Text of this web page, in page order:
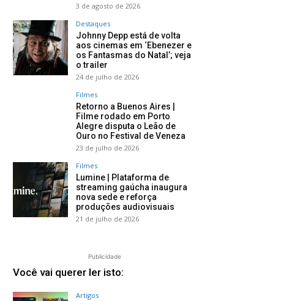
3 de agosto de 2026
Destaques
Johnny Depp está de volta
aos cinemas em ‘Ebenezer e
os Fantasmas do Natal’; veja
o trailer
24 de julho de 2026
Filmes
Retorno a Buenos Aires |
Filme rodado em Porto
Alegre disputa o Leão de
Ouro no Festival de Veneza
23 de julho de 2026
Filmes
Lumine | Plataforma de
streaming gaúcha inaugura
nova sede e reforça
produções audiovisuais
21 de julho de 2026
Publicidade
Você vai querer ler isto:
Artigos